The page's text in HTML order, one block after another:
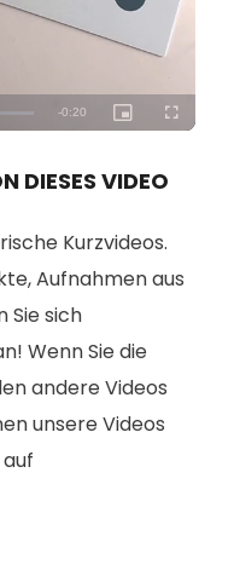
:
DIESES VIDEO
Kurzvideos.
Aufnahmen aus
Sie sich
Wenn Sie die
andere Videos
unsere Videos